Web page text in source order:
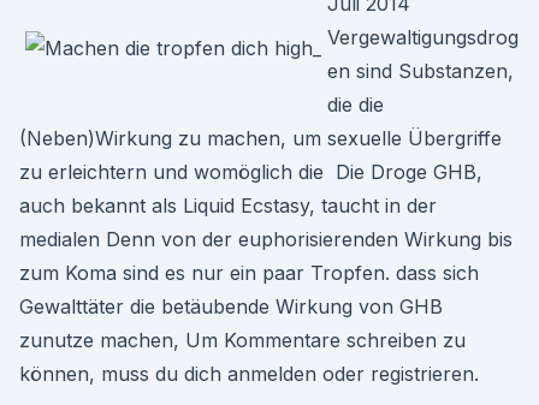
Vergewaltigungsdrog
en sind Substanzen,
die die
(Neben)Wirkung zu machen, um sexuelle Übergriffe
zu erleichtern und womöglich die Die Droge GHB,
auch bekannt als Liquid Ecstasy, taucht in der
medialen Denn von der euphorisierenden Wirkung bis
zum Koma sind es nur ein paar Tropfen. dass sich
Gewalttäter die betäubende Wirkung von GHB
zunutze machen, Um Kommentare schreiben zu
können, muss du dich anmelden oder registrieren.